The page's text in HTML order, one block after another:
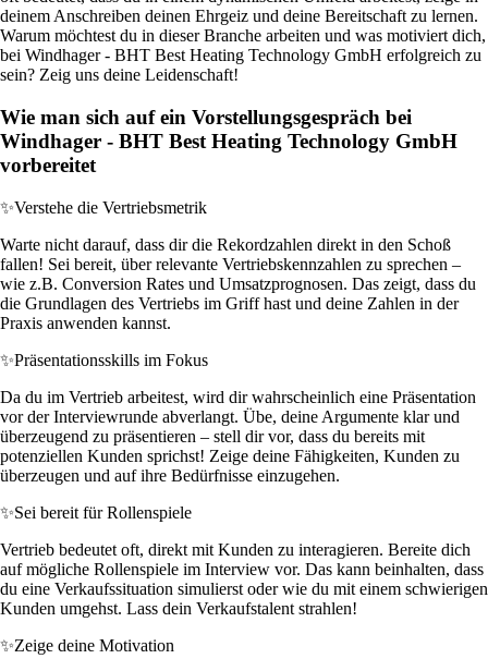
deinem Anschreiben deinen Ehrgeiz und deine Bereitschaft zu lernen.
Warum möchtest du in dieser Branche arbeiten und was motiviert dich,
bei Windhager - BHT Best Heating Technology GmbH erfolgreich zu
sein? Zeig uns deine Leidenschaft!
Wie man sich auf ein Vorstellungsgespräch bei
Windhager - BHT Best Heating Technology GmbH
vorbereitet
✨Verstehe die Vertriebsmetrik
Warte nicht darauf, dass dir die Rekordzahlen direkt in den Schoß
fallen! Sei bereit, über relevante Vertriebskennzahlen zu sprechen –
wie z.B. Conversion Rates und Umsatzprognosen. Das zeigt, dass du
die Grundlagen des Vertriebs im Griff hast und deine Zahlen in der
Praxis anwenden kannst.
✨Präsentationsskills im Fokus
Da du im Vertrieb arbeitest, wird dir wahrscheinlich eine Präsentation
vor der Interviewrunde abverlangt. Übe, deine Argumente klar und
überzeugend zu präsentieren – stell dir vor, dass du bereits mit
potenziellen Kunden sprichst! Zeige deine Fähigkeiten, Kunden zu
überzeugen und auf ihre Bedürfnisse einzugehen.
✨Sei bereit für Rollenspiele
Vertrieb bedeutet oft, direkt mit Kunden zu interagieren. Bereite dich
auf mögliche Rollenspiele im Interview vor. Das kann beinhalten, dass
du eine Verkaufssituation simulierst oder wie du mit einem schwierigen
Kunden umgehst. Lass dein Verkaufstalent strahlen!
✨Zeige deine Motivation